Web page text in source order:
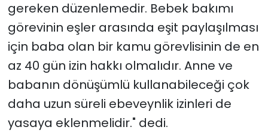
gereken düzenlemedir. Bebek bakımı
görevinin eşler arasında eşit paylaşılması
için baba olan bir kamu görevlisinin de en
az 40 gün izin hakkı olmalıdır. Anne ve
babanın dönüşümlü kullanabileceği çok
daha uzun süreli ebeveynlik izinleri de
yasaya eklenmelidir." dedi.